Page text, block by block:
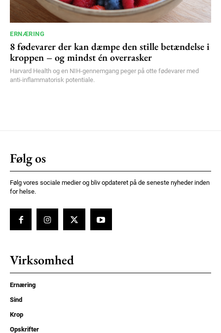
ERNÆRING
8 fødevarer der kan dæmpe den stille betændelse i
kroppen – og mindst én overrasker
Harvard Health og en NIH-gennemgang peger på otte fødevarer med
anti-inflammatorisk potentiale.
Følg os
Følg vores sociale medier og bliv opdateret på de seneste nyheder inden
for helse.
Virksomhed
Ernæring
Sind
Krop
Opskrifter